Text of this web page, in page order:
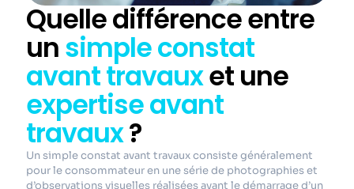
Quelle différence entre
unsimple constat
avant travauxet une
expertise avant
travaux?
Un simple constat avant travaux consiste généralement
pour le consommateur en une série de photographies et
d’observations visuelles réalisées avant le démarrage d’un